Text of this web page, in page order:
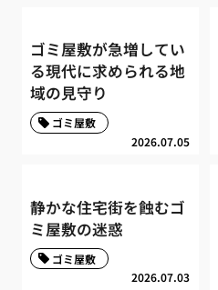
ゴミ屋敷が急増してい
る現代に求められる地
域の見守り
2026.07.05
ゴミ屋敷
静かな住宅街を蝕むゴ
ミ屋敷の迷惑
2026.07.03
ゴミ屋敷